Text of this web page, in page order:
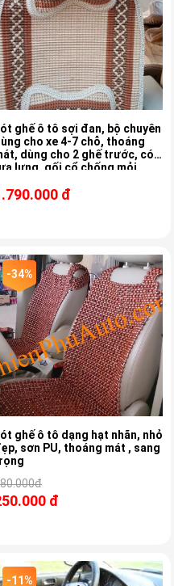
ghế ô tô sợi đan, bộ chuyên
cho xe 4-7 chỗ, thoáng
dùng cho 2 ghế trước, có
lưng, gối cổ chống mỏi
đ
-34%
ghế ô tô dạng hạt nhãn, nhỏ
sơn PU, thoáng mát , sang
đ
-11%